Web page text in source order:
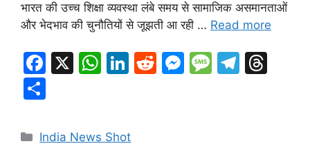
भारत की उच्च शिक्षा व्यवस्था लंबे समय से सामाजिक असमानताओं
और भेदभाव की चुनौतियों से जूझती आ रही … Read more
F
e
X
W
s
Li
e
R
M M T
ar
Categories
India News Shot